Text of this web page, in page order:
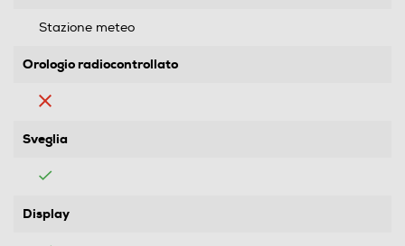
Stazione meteo
Orologio radiocontrollato
Sveglia
Display